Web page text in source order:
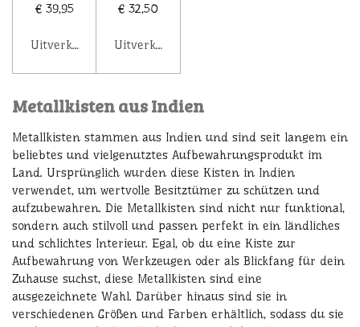
€ 39,95
Uitverkocht
€ 32,50
Uitverkocht
Metallkisten aus Indien
Metallkisten stammen aus Indien und sind seit langem ein
beliebtes und vielgenutztes Aufbewahrungsprodukt im
Land. Ursprünglich wurden diese Kisten in Indien
verwendet, um wertvolle Besitztümer zu schützen und
aufzubewahren. Die Metallkisten sind nicht nur funktional,
sondern auch stilvoll und passen perfekt in ein ländliches
und schlichtes Interieur. Egal, ob du eine Kiste zur
Aufbewahrung von Werkzeugen oder als Blickfang für dein
Zuhause suchst, diese Metallkisten sind eine
ausgezeichnete Wahl. Darüber hinaus sind sie in
verschiedenen Größen und Farben erhältlich, sodass du sie